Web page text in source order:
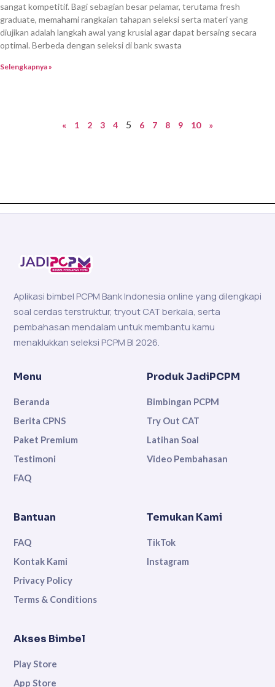
sangat kompetitif. Bagi sebagian besar pelamar, terutama fresh
graduate, memahami rangkaian tahapan seleksi serta materi yang
diujikan adalah langkah awal yang krusial agar dapat bersaing secara
optimal. Berbeda dengan seleksi di bank swasta
Selengkapnya »
« 1 2 3 4 5 6 7 8 9 10 »
Aplikasi bimbel PCPM Bank Indonesia online yang dilengkapi
soal cerdas terstruktur, tryout CAT berkala, serta
pembahasan mendalam untuk membantu kamu
menaklukkan seleksi PCPM BI 2026.
Menu
Beranda
Berita CPNS
Paket Premium
Testimoni
FAQ
Produk JadiPCPM
Bimbingan PCPM
Try Out CAT
Latihan Soal
Video Pembahasan
Bantuan
FAQ
Kontak Kami
Privacy Policy
Terms & Conditions
Temukan Kami
TikTok
Instagram
Akses Bimbel
Play Store
App Store